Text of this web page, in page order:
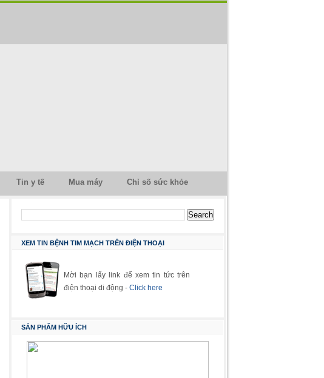
Tin y tế Mua máy Chỉ số sức khỏe
XEM TIN BỆNH TIM MẠCH TRÊN ĐIỆN THOẠI
Mời bạn lấy link để xem tin tức trên
điện thoại di động - Click here
SẢN PHẨM HỮU ÍCH